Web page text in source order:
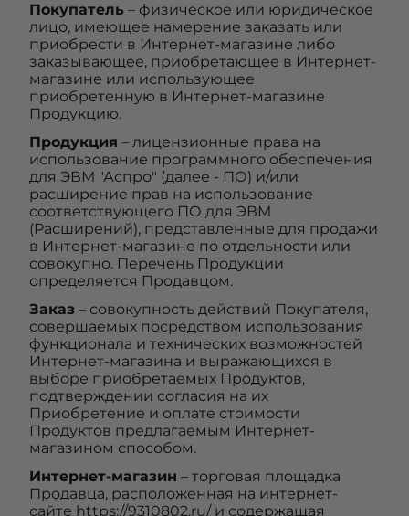
Покупатель – физическое или юридическое
лицо, имеющее намерение заказать или
приобрести в Интернет-магазине либо
заказывающее, приобретающее в Интернет-
магазине или использующее
приобретенную в Интернет-магазине
Продукцию.
Продукция – лицензионные права на
использование программного обеспечения
для ЭВМ "Аспро" (далее - ПО) и/или
расширение прав на использование
соответствующего ПО для ЭВМ
(Расширений), представленные для продажи
в Интернет-магазине по отдельности или
совокупно. Перечень Продукции
определяется Продавцом.
Заказ – совокупность действий Покупателя,
совершаемых посредством использования
функционала и технических возможностей
Интернет-магазина и выражающихся в
выборе приобретаемых Продуктов,
подтверждении согласия на их
Приобретение и оплате стоимости
Продуктов предлагаемым Интернет-
магазином способом.
Интернет-магазин – торговая площадка
Продавца, расположенная на интернет-
сайте https://9310802.ru/и содержащая